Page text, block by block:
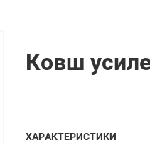
Ковш
ХАРАКТЕРИСТИКИ